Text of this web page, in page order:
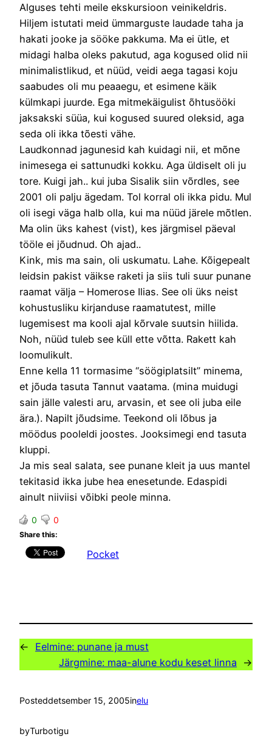
Alguses tehti meile ekskursioon veinikeldris.
Hiljem istutati meid ümmarguste laudade taha ja
hakati jooke ja sööke pakkuma. Ma ei ütle, et
midagi halba oleks pakutud, aga kogused olid nii
minimalistlikud, et nüüd, veidi aega tagasi koju
saabudes oli mu peaaegu, et esimene käik
külmkapi juurde. Ega mitmekäigulist õhtusööki
jaksakski süüa, kui kogused suured oleksid, aga
seda oli ikka tõesti vähe.
Laudkonnad jagunesid kah kuidagi nii, et mõne
inimesega ei sattunudki kokku. Aga üldiselt oli ju
tore. Kuigi jah.. kui juba Sisalik siin võrdles, see
2001 oli palju ägedam. Tol korral oli ikka pidu. Mul
oli isegi väga halb olla, kui ma nüüd järele mõtlen.
Ma olin üks kahest (vist), kes järgmisel päeval
tööle ei jõudnud. Oh ajad..
Kink, mis ma sain, oli uskumatu. Lahe. Kõigepealt
leidsin pakist väikse raketi ja siis tuli suur punane
raamat välja – Homerose Ilias. See oli üks neist
kohustusliku kirjanduse raamatutest, mille
lugemisest ma kooli ajal kõrvale suutsin hiilida.
Noh, nüüd tuleb see küll ette võtta. Rakett kah
loomulikult.
Enne kella 11 tormasime “söögiplatsilt” minema,
et jõuda tasuta Tannut vaatama. (mina muidugi
sain jälle valesti aru, arvasin, et see oli juba eile
ära.). Napilt jõudsime. Teekond oli lõbus ja
möödus pooleldi joostes. Jooksimegi end tasuta
kluppi.
Ja mis seal salata, see punane kleit ja uus mantel
tekitasid ikka jube hea enesetunde. Edaspidi
ainult niiviisi võibki peole minna.
0 0
Share this:
Pocket
← Eelmine: punane ja must
Järgmine: maa-alune kodu keset linna →
Posteddetsember 15, 2005inelu
byTurbotigu